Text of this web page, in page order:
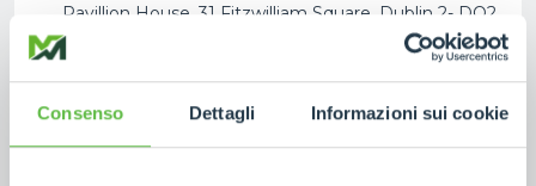
Consenso Dettagli Informazioni sui cookie
Pavillion House, 31 Fitzwilliam Square, Dublin 2- DO2
F403- Ireland
+353 (0) 45 815 899